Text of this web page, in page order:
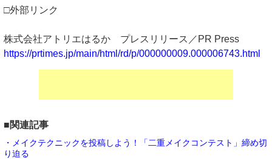
□外部リンク
株式会社アトリエはるか プレスリリース／PR Press
https://prtimes.jp/main/html/rd/p/000000009.000006743.html
■関連記事
・メイクテクニックを投稿しよう！「二重メイクコンテスト」締め切
り迫る